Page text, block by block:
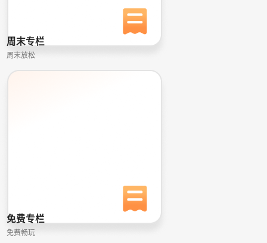
周末专栏
周末放松
免费专栏
免费畅玩